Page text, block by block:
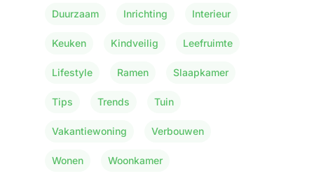
Duurzaam Inrichting Interieur
Keuken Kindveilig Leefruimte
Lifestyle Ramen Slaapkamer
Tips Trends Tuin
Vakantiewoning Verbouwen
Wonen Woonkamer